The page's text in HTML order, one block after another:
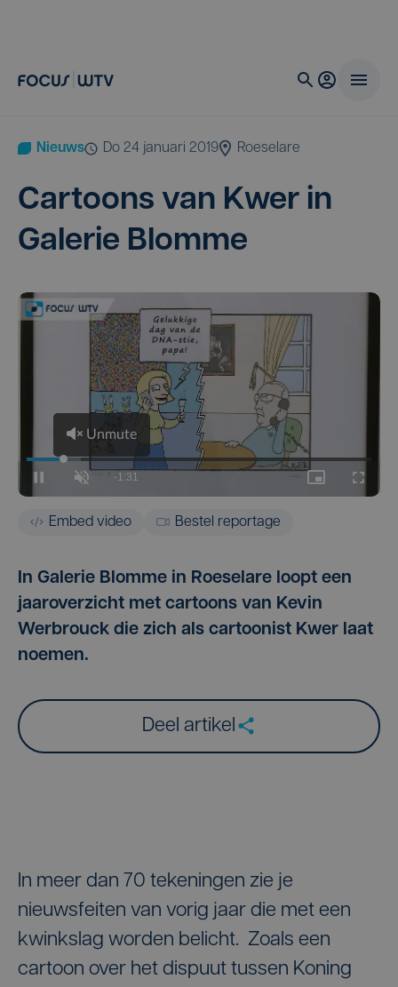
Nieuws do 24 januari 2019 Roeselare
Car­toons van Kwer in
Gale­rie Blomme
Embed video Bestel reportage
In Galerie Blomme in Roeselare loopt een
jaaroverzicht met cartoons van Kevin
Werbrouck die zich als cartoonist Kwer laat
noemen.
Deel artikel
In meer dan 70 tekeningen zie je
nieuwsfeiten van vorig jaar die met een
kwinkslag worden belicht. Zoals een
cartoon over het dispuut tussen Koning